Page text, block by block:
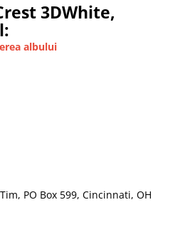
3DWhite,
albului
PO Box 599, Cincinnati, OH